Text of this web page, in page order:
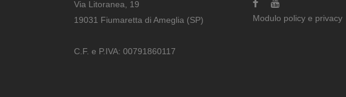
Via Litoranea, 19
19031 Fiumaretta di Ameglia (SP)
C.F. e P.IVA: 00791860117
Modulo policy e privacy